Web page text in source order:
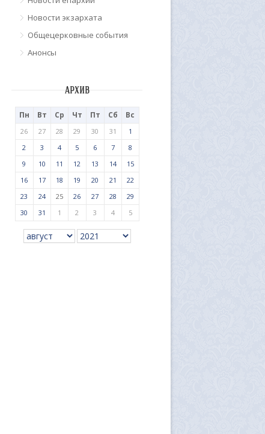
Новости экзархата
Общецерковные события
Анонсы
архив
Пн Вт Ср Чт Пт Сб Вс
26 27 28 29 30 31
1
2
3 4 5 6 7
8
9
10 11 12 13 14
15
16
17 18 19 20 21
22
23
24 25 26 27 28
29
30
31 1 2 3 4 5